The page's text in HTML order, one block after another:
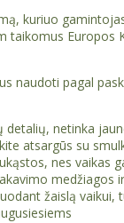
kuriuo
taikomus Europos
naudoti pagal
detalių, netinka
atsargūs su
nes vaikas
medžiagos
žaislą vaikui,